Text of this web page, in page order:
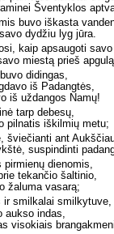
Šventyklos
buvo iškasta
dydžiu lyg jūra.
kaip apsaugoti
miestą prieš
didingas,
iš Padangtės,
iš uždangos Namų!
tarp debesų,
pilnatis iškilmių metu;
šviečianti ant
suspindinti
pirmienų dienomis,
tekančio šaltinio,
žaluma vasarą;
ir smilkalai smilkytuve,
aukso indas,
visokiais